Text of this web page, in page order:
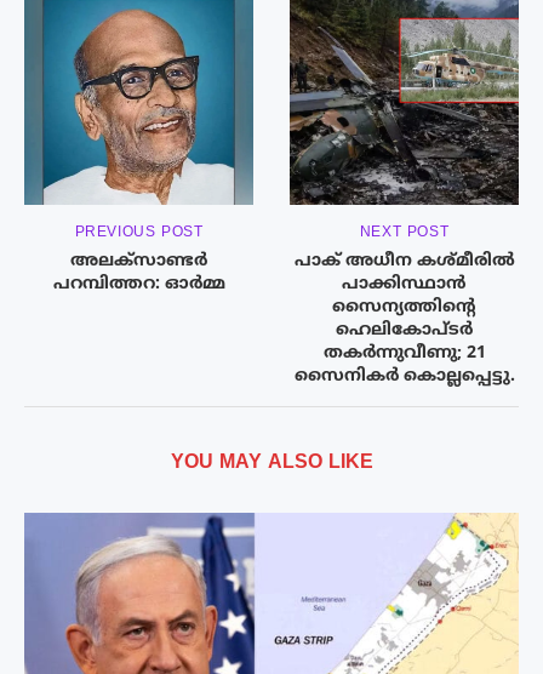
PREVIOUS POST
അലക്സാണ്ടർ
പറമ്പിത്തറ: ഓർമ്മ
NEXT POST
പാക് അധീന കശ്മീരിൽ
പാക്കിസ്ഥാൻ
സൈന്യത്തിൻ്റെ
ഹെലികോപ്ടർ
തകർന്നുവീണു; 21
സൈനികർ കൊല്ലപ്പെട്ടു.
YOU MAY ALSO LIKE